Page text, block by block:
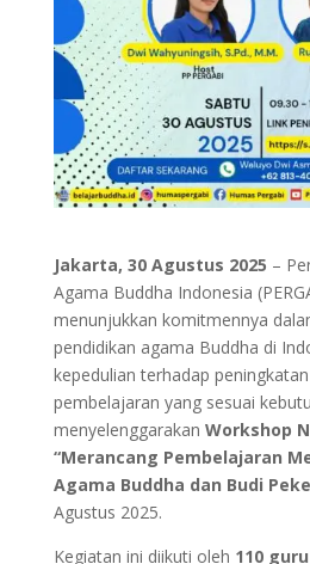
Jakarta, 30 Agustus 2025 –
Agama Buddha Indonesia
menunjukkan komitmennya
pendidikan agama Buddha di
kepedulian terhadap
pembelajaran yang sesuai
menyelenggarakan Workshop
“Merancang Pembelajaran
Agama Buddha dan Budi
Agustus 2025.
Kegiatan ini diikuti oleh 110